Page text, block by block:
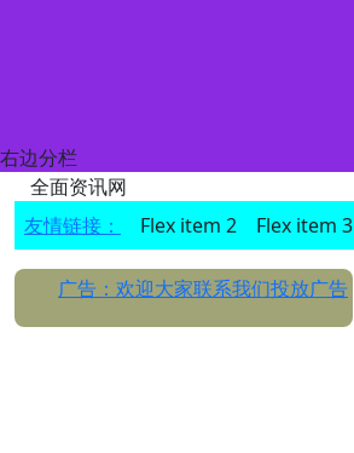
右边分栏
全面资讯网
友情链接：
Flex item 2 Flex item 3
广告：欢迎大家联系我们投放广告